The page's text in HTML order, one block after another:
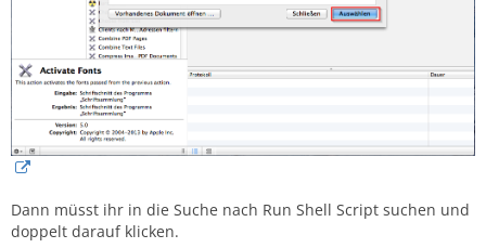
Dann müsst ihr in die Suche nach Run Shell Script suchen und
doppelt darauf klicken.